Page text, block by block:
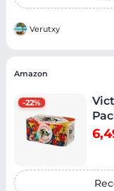
Verutxy
-22%
Amazon